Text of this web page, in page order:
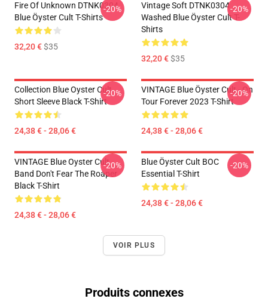
Fire Of Unknown DTNK0304
Blue Öyster Cult T-Shirts
32,20 €$35
-20%
Vintage Soft DTNK0304
Washed Blue Öyster Cult T-
Shirts
32,20 €$35
-20%
Collection Blue Oyster Cult
Short Sleeve Black T-Shirt
24,38 € - 28,06 €
-20%
VINTAGE Blue Öyster Cult - On
Tour Forever 2023 T-Shirt
24,38 € - 28,06 €
-20%
VINTAGE Blue Oyster Cult
Band Don't Fear The Roaper
Black T-Shirt
24,38 € - 28,06 €
-20%
Blue Öyster Cult BOC
Essential T-Shirt
24,38 € - 28,06 €
-20%
VOIR PLUS
Produits connexes